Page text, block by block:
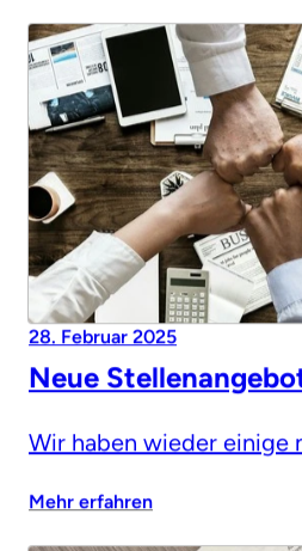
28. Februar 2025
Neue
Wir haben wieder einige
Mehr erfahren